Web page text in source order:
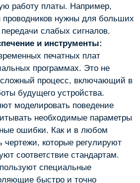
работу платы. Например,
проводников нужны для больших
слабых сигналов.
и инструменты:
печатных плат
программах. Это не
сложный процесс, включающий в
будущего устройства.
моделировать поведение
необходимые параметры
ошибки. Как и в любом
чертежи, которые регулируют
соответствие стандартам.
специальные
быстро и точно